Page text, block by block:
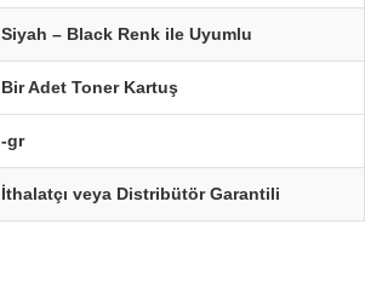
Siyah – Black Renk ile Uyumlu
Bir Adet Toner Kartuş
-gr
İthalatçı veya Distribütör Garantili